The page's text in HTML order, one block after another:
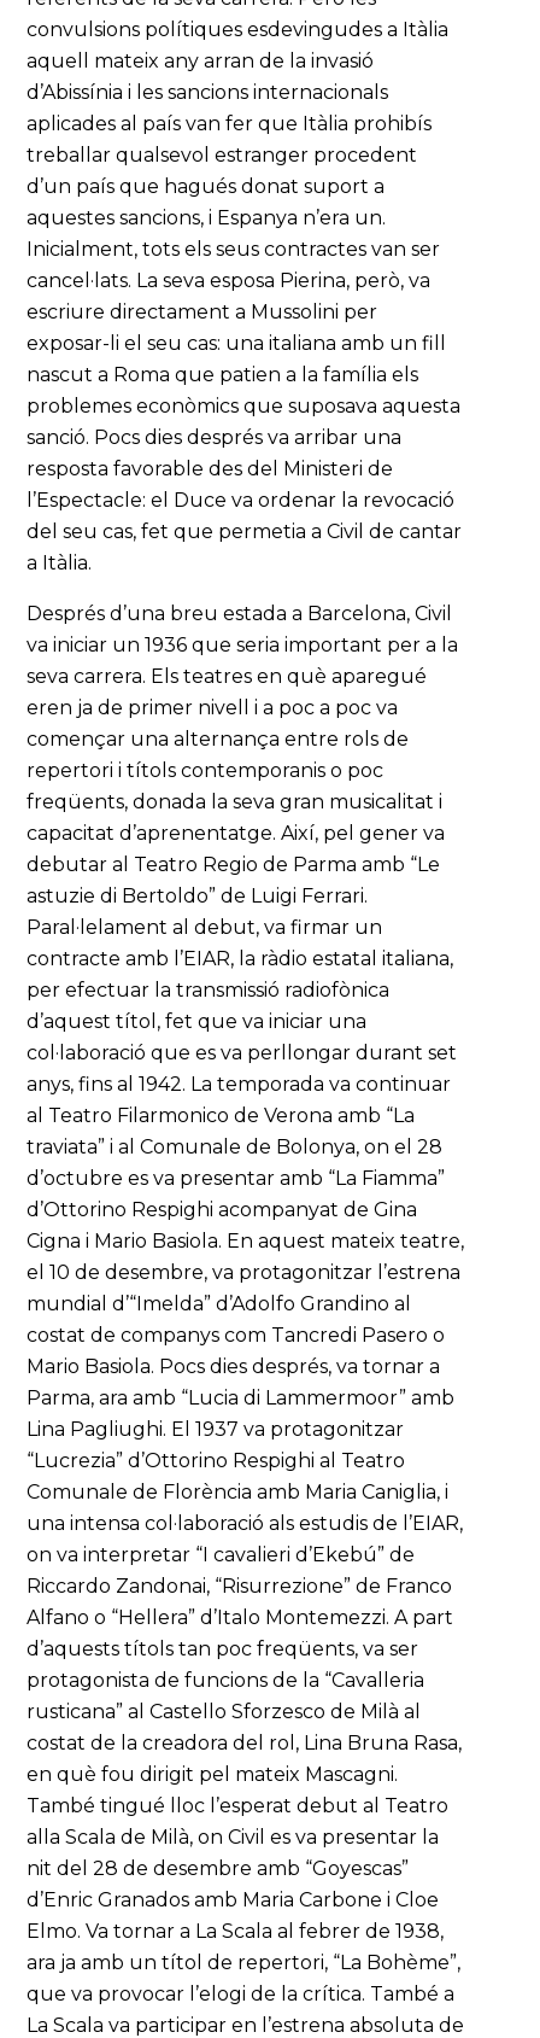
convulsions polítiques esdevingudes a Itàlia
aquell mateix any arran de la invasió
d’Abissínia i les sancions internacionals
aplicades al país van fer que Itàlia prohibís
treballar qualsevol estranger procedent
d’un país que hagués donat suport a
aquestes sancions, i Espanya n’era un.
Inicialment, tots els seus contractes van ser
cancel·lats. La seva esposa Pierina, però, va
escriure directament a Mussolini per
exposar-li el seu cas: una italiana amb un fill
nascut a Roma que patien a la família els
problemes econòmics que suposava aquesta
sanció. Pocs dies després va arribar una
resposta favorable des del Ministeri de
l’Espectacle: el Duce va ordenar la revocació
del seu cas, fet que permetia a Civil de cantar
a Itàlia.
Després d’una breu estada a Barcelona, Civil
va iniciar un 1936 que seria important per a la
seva carrera. Els teatres en què aparegué
eren ja de primer nivell i a poc a poc va
començar una alternança entre rols de
repertori i títols contemporanis o poc
freqüents, donada la seva gran musicalitat i
capacitat d’aprenentatge. Així, pel gener va
debutar al Teatro Regio de Parma amb “Le
astuzie di Bertoldo” de Luigi Ferrari.
Paral·lelament al debut, va firmar un
contracte amb l’EIAR, la ràdio estatal italiana,
per efectuar la transmissió radiofònica
d’aquest títol, fet que va iniciar una
col·laboració que es va perllongar durant set
anys, fins al 1942. La temporada va continuar
al Teatro Filarmonico de Verona amb “La
traviata” i al Comunale de Bolonya, on el 28
d’octubre es va presentar amb “La Fiamma”
d’Ottorino Respighi acompanyat de Gina
Cigna i Mario Basiola. En aquest mateix teatre,
el 10 de desembre, va protagonitzar l’estrena
mundial d’“Imelda” d’Adolfo Grandino al
costat de companys com Tancredi Pasero o
Mario Basiola. Pocs dies després, va tornar a
Parma, ara amb “Lucia di Lammermoor” amb
Lina Pagliughi. El 1937 va protagonitzar
“Lucrezia” d’Ottorino Respighi al Teatro
Comunale de Florència amb Maria Caniglia, i
una intensa col·laboració als estudis de l’EIAR,
on va interpretar “I cavalieri d’Ekebú” de
Riccardo Zandonai, “Risurrezione” de Franco
Alfano o “Hellera” d’Italo Montemezzi. A part
d’aquests títols tan poc freqüents, va ser
protagonista de funcions de la “Cavalleria
rusticana” al Castello Sforzesco de Milà al
costat de la creadora del rol, Lina Bruna Rasa,
en què fou dirigit pel mateix Mascagni.
També tingué lloc l’esperat debut al Teatro
alla Scala de Milà, on Civil es va presentar la
nit del 28 de desembre amb “Goyescas”
d’Enric Granados amb Maria Carbone i Cloe
Elmo. Va tornar a La Scala al febrer de 1938,
ara ja amb un títol de repertori, “La Bohème”,
que va provocar l’elogi de la crítica. També a
La Scala va participar en l’estrena absoluta de